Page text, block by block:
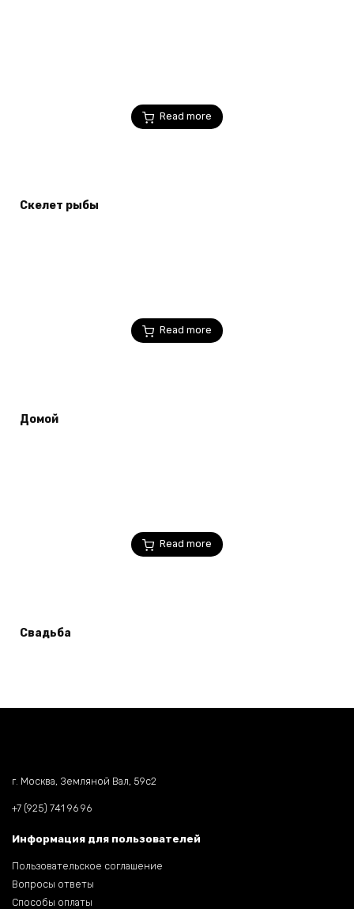
Read more
Скелет рыбы
Read more
Домой
Read more
Свадьба
г. Москва, Земляной Вал, 59c2
+7 (925) 741 96 96
Информация для пользователей
Пользовательское соглашение
Вопросы ответы
Способы оплаты